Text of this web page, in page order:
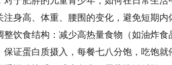
高、体重、腰围的变化，避免短期内
食结构：减少高热量食物（如油炸食
保证蛋白质摄入，每餐七八分饱，吃饱就